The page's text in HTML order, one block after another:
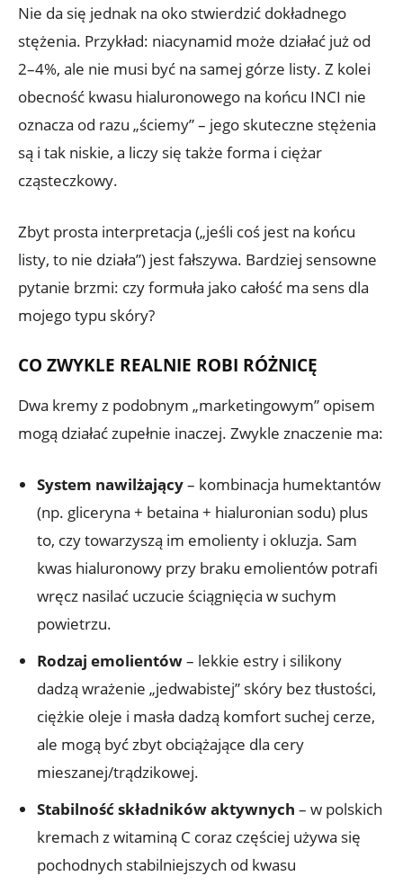
Nie da się jednak na oko stwierdzić dokładnego
stężenia. Przykład: niacynamid może działać już od
2–4%, ale nie musi być na samej górze listy. Z kolei
obecność kwasu hialuronowego na końcu INCI nie
oznacza od razu „ściemy” – jego skuteczne stężenia
są i tak niskie, a liczy się także forma i ciężar
cząsteczkowy.
Zbyt prosta interpretacja („jeśli coś jest na końcu
listy, to nie działa”) jest fałszywa. Bardziej sensowne
pytanie brzmi: czy formuła jako całość ma sens dla
mojego typu skóry?
CO ZWYKLE REALNIE ROBI RÓŻNICĘ
Dwa kremy z podobnym „marketingowym” opisem
mogą działać zupełnie inaczej. Zwykle znaczenie ma:
System nawilżający– kombinacja humektantów
(np. gliceryna + betaina + hialuronian sodu) plus
to, czy towarzyszą im emolienty i okluzja. Sam
kwas hialuronowy przy braku emolientów potrafi
wręcz nasilać uczucie ściągnięcia w suchym
powietrzu.
Rodzaj emolientów– lekkie estry i silikony
dadzą wrażenie „jedwabistej” skóry bez tłustości,
ciężkie oleje i masła dadzą komfort suchej cerze,
ale mogą być zbyt obciążające dla cery
mieszanej/trądzikowej.
Stabilność składników aktywnych – w polskich
kremach z witaminą C coraz częściej używa się
pochodnych stabilniejszych od kwasu